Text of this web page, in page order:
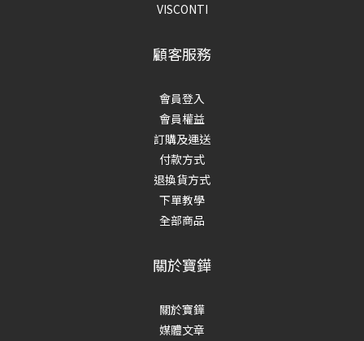
VISCONTI
顧客服務
會員登入
會員權益
訂購及運送
付款方式
退換貨方式
下單教學
全部商品
關於寶鏵
關於寶鏵
媒體文章